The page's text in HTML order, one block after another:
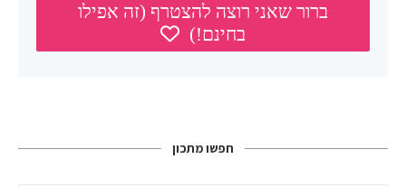
חפשו מתכון